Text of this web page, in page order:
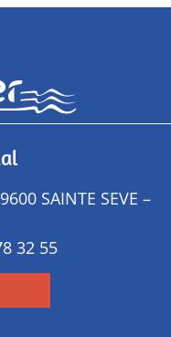
SAINTE SEVE –
32 55